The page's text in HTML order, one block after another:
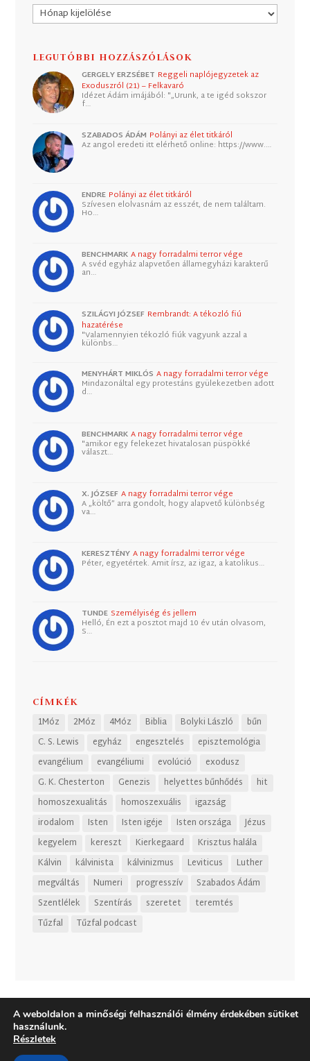
Archívum
LEGUTÓBBI HOZZÁSZÓLÁSOK
GERGELY ERZSÉBET Reggeli naplójegyzetek az
Exoduszról (21) – Felkavaró
Idézet Ádám imájából: "„Urunk, a te igéd sokszor
f…
SZABADOS ÁDÁM Polányi az élet titkáról
Az angol eredeti itt elérhető online: https://www.…
ENDRE Polányi az élet titkáról
Szívesen elolvasnám az esszét, de nem találtam.
Ho…
BENCHMARK A nagy forradalmi terror vége
A svéd egyház alapvetően államegyházi karakterű
an…
SZILÁGYI JÓZSEF Rembrandt: A tékozló fiú
hazatérése
"Valamennyien tékozló fiúk vagyunk azzal a
különbs…
MENYHÁRT MIKLÓS A nagy forradalmi terror vége
Mindazonáltal egy protestáns gyülekezetben adott
d…
BENCHMARK A nagy forradalmi terror vége
"amikor egy felekezet hivatalosan püspökké
választ…
X. JÓZSEF A nagy forradalmi terror vége
A „költő” arra gondolt, hogy alapvető különbség
va…
KERESZTÉNY A nagy forradalmi terror vége
Péter, egyetértek. Amit írsz, az igaz, a katolikus…
TUNDE Személyiség és jellem
Helló, Én ezt a posztot majd 10 év után olvasom,
S…
CÍMKÉK
1Móz 2Móz 4Móz Biblia Bolyki László
bűn
C. S. Lewis
egyház engesztelés
episztemológia
evangélium
evangéliumi evolúció
exodusz
G. K. Chesterton
Genezis helyettes bűnhődés
hit
homoszexualitás
homoszexuális
igazság
irodalom
Isten Isten igéje Isten országa
Jézus
kegyelem
kereszt Kierkegaard
Krisztus halála
Kálvin
kálvinista kálvinizmus Leviticus
Luther
megváltás
Numeri progresszív
Szabados Ádám
Szentlélek
Szentírás szeretet
teremtés
Tűzfal
Tűzfal podcast
A weboldalon a minőségi felhasználói élmény érdekében sütiket
használunk.
Részletek